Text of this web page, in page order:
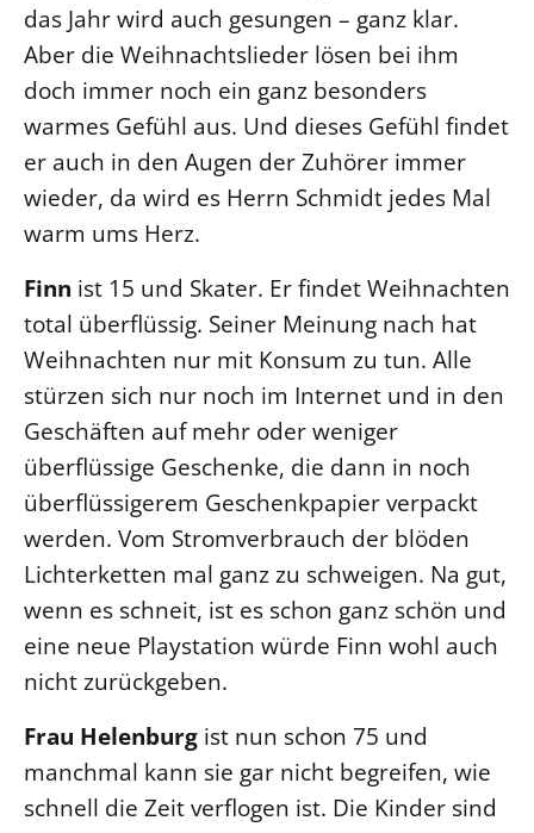
das Jahr wird auch gesungen – ganz klar.
Aber die Weihnachtslieder lösen bei ihm
doch immer noch ein ganz besonders
warmes Gefühl aus. Und dieses Gefühl findet
er auch in den Augen der Zuhörer immer
wieder, da wird es Herrn Schmidt jedes Mal
warm ums Herz.
Finn ist 15 und Skater. Er findet Weihnachten
total überflüssig. Seiner Meinung nach hat
Weihnachten nur mit Konsum zu tun. Alle
stürzen sich nur noch im Internet und in den
Geschäften auf mehr oder weniger
überflüssige Geschenke, die dann in noch
überflüssigerem Geschenkpapier verpackt
werden. Vom Stromverbrauch der blöden
Lichterketten mal ganz zu schweigen. Na gut,
wenn es schneit, ist es schon ganz schön und
eine neue Playstation würde Finn wohl auch
nicht zurückgeben.
Frau Helenburg ist nun schon 75 und
manchmal kann sie gar nicht begreifen, wie
schnell die Zeit verflogen ist. Die Kinder sind